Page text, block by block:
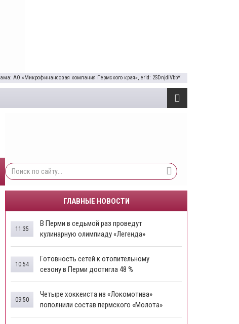
АО «Микрофинансовая компания Пермского края», erid: 2SDnjdiVbbY
ГЛАВНЫЕ НОВОСТИ
В Перми в седьмой раз проведут
кулинарную олимпиаду «Легенда»
11:35
Готовность сетей к отопительному
сезону в Перми достигла 48 %
10:54
Четыре хоккеиста из «Локомотива»
пополнили состав пермского «Молота»
09:50